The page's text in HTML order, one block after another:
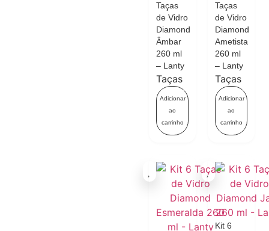
Taças
de Vidro
Diamond
Âmbar
260 ml
– Lanty
Taças
Adicionar
ao
carrinho
Taças
de Vidro
Diamond
Ametista
260 ml
– Lanty
Taças
Adicionar
ao
carrinho
Kit 6